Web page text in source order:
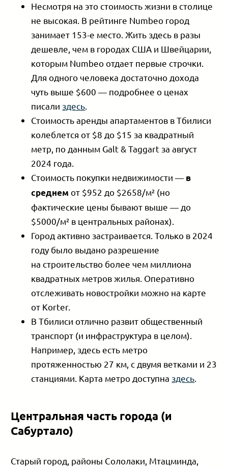
Несмотря на это стоимость жизни в столице
не высокая. В рейтинге Numbeo город
занимает 153-е место. Жить здесь в разы
дешевле, чем в городах США и Швейцарии,
которым Numbeo отдает первые строчки.
Для одного человека достаточно дохода
чуть выше $600 — подробнее о ценах
писали здесь.
Стоимость аренды апартаментов в Тбилиси
колеблется от $8 до $15 за квадратный
метр, по данным Galt & Taggart за август
2024 года.
Стоимость покупки недвижимости — в
среднем от $952 до $2658/м² (но
фактические цены бывают выше — до
$5000/м² в центральных районах).
Город активно застраивается. Только в 2024
году было выдано разрешение
на строительство более чем миллиона
квадратных метров жилья. Оперативно
отслеживать новостройки можно на карте
от Korter.
В Тбилиси отлично развит общественный
транспорт (и инфраструктура в целом).
Например, здесь есть метро
протяженностью 27 км, с двумя ветками и 23
станциями. Карта метро доступна здесь.
Центральная часть города (и
Сабуртало)
Старый город, районы Сололаки, Мтацминда,